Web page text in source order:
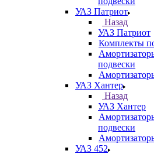
УАЗ Патриот
Назад
УАЗ Патриот
Комплекты
подвески
УАЗ Хантер
Назад
УАЗ Хантер
подвески
УАЗ 452